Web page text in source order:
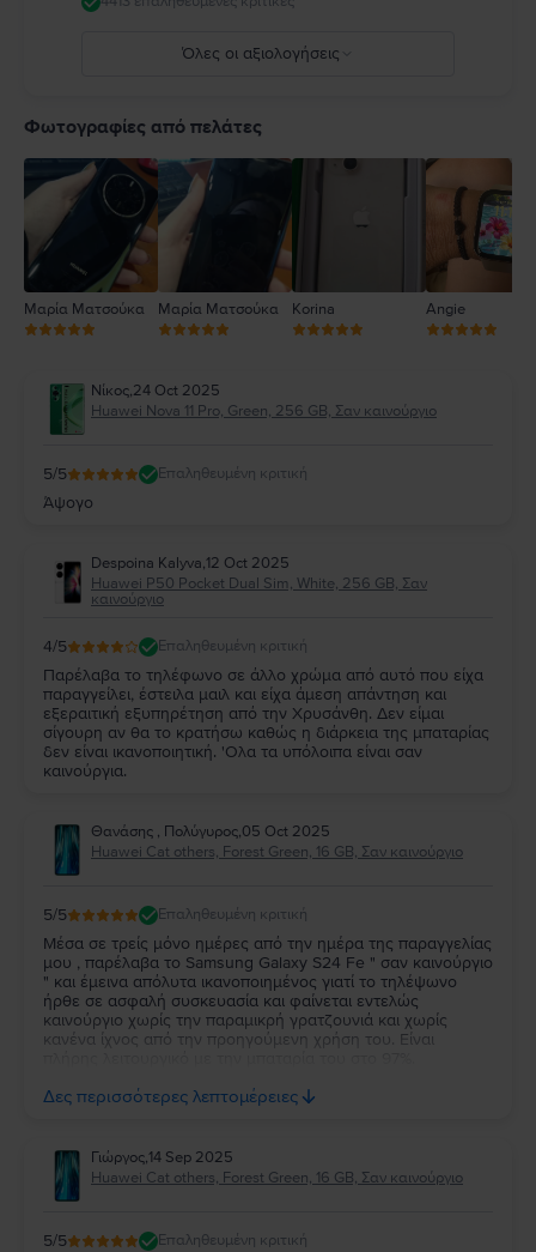
Όλες οι αξιολογήσεις
4
Φωτογραφίες από πελάτες
Μαρία Ματσούκα Μαρία Ματσούκα Korina Angie
Νίκος,24 Oct 2025
Huawei Nova 11 Pro, Green, 256 GB, Σαν καινούργιο
5/5 Επαληθευμένη κριτική
Άψογο
Despoina Kalyva,12 Oct 2025
Huawei P50 Pocket Dual Sim, White, 256 GB, Σαν
καινούργιο
4/5 Επαληθευμένη κριτική
Παρέλαβα το τηλέφωνο σε άλλο χρώμα από αυτό που είχα
παραγγείλει, έστειλα μαιλ και είχα άμεση απάντηση και
εξεραιτική εξυπηρέτηση από την Χρυσάνθη. Δεν είμαι
σίγουρη αν θα το κρατήσω καθώς η διάρκεια της μπαταρίας
δεν είναι ικανοποιητική. 'Ολα τα υπόλοιπα είναι σαν
καινούργια.
Θανάσης , Πολύγυρος,05 Oct 2025
Huawei Cat others, Forest Green, 16 GB, Σαν καινούργιο
5/5 Επαληθευμένη κριτική
Μέσα σε τρείς μόνο ημέρες από την ημέρα της παραγγελίας
μου , παρέλαβα το Samsung Galaxy S24 Fe " σαν καινούργιο
" και έμεινα απόλυτα ικανοποιημένος γιατί το τηλέψωνο
ήρθε σε ασφαλή συσκευασία και φαίνεται εντελώς
καινούργιο χωρίς την παραμικρή γρατζουνιά και χωρίς
κανένα ίχνος από την προηγούμενη χρήση του. Είναι
όσους θέλουν να αγοράσουν καλό και φθηνό κινητό.
Δες περισσότερες λεπτομέρειες
Γιώργος,14 Sep 2025
Huawei Cat others, Forest Green, 16 GB, Σαν καινούργιο
5/5 Επαληθευμένη κριτική